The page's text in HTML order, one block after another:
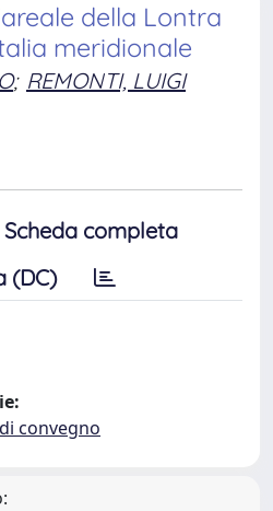
della Lontra
meridionale
; REMONTI, LUIGI
Scheda completa
(DC)
convegno